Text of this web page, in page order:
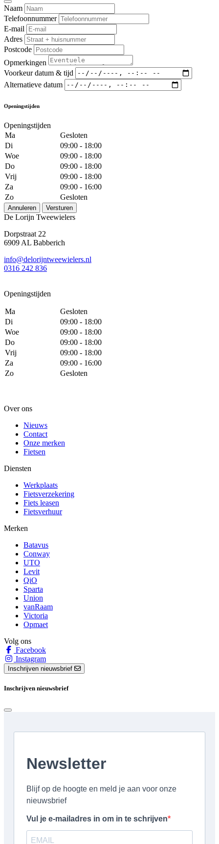
Naam
Telefoonnummer
E-mail
Adres
Postcode
Opmerkingen
Voorkeur datum & tijd
Alternatieve datum
Openingstijden
Openingstijden
Ma
Gesloten
Di
09:00 - 18:00
Woe
09:00 - 18:00
Do
09:00 - 18:00
Vrij
09:00 - 18:00
Za
09:00 - 16:00
Zo
Gesloten
Annuleren Versturen
De Lorijn Tweewielers
Dorpstraat 22
6909 AL Babberich
info@delorijntweewielers.nl
0316 242 836
Openingstijden
Ma
Gesloten
Di
09:00 - 18:00
Woe
09:00 - 18:00
Do
09:00 - 18:00
Vrij
09:00 - 18:00
Za
09:00 - 16:00
Zo
Gesloten
Over ons
Nieuws
Contact
Onze merken
Fietsen
Diensten
Werkplaats
Fietsverzekering
Fiets leasen
Fietsverhuur
Merken
Batavus
Conway
UTO
Levit
QiO
Sparta
Union
vanRaam
Victoria
Opmaet
Volg ons
Facebook
Instagram
Inschrijven nieuwsbrief
Inschrijven nieuwsbrief